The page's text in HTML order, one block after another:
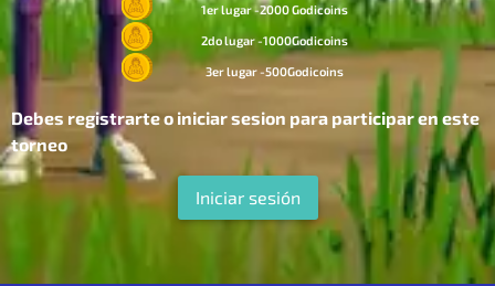
1er lugar -2000 Godicoins
2do lugar -1000Godicoins
3er lugar -500Godicoins
Debes registrarte o iniciar sesion para participar en este
torneo
Iniciar sesión